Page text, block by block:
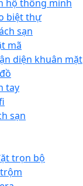
hộ thông minh
biệt thự
sạn
mã
diện khuân mặt
tay
sạn
trọn bộ